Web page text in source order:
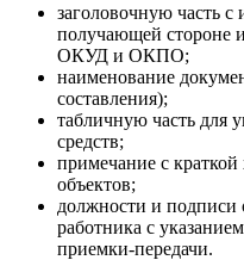
заголовочную часть
получающей стороне
ОКУД и ОКПО;
наименование
составления);
табличную часть для
средств;
примечание с
объектов;
должности и
работника с
приемки-передачи.